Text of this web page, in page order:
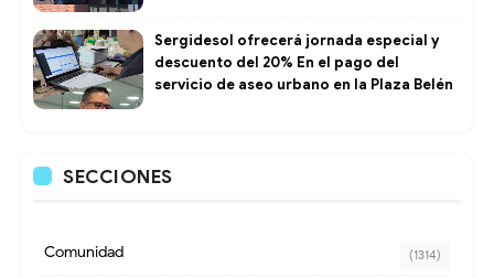
Sergidesol ofrecerá jornada especial y
descuento del 20% En el pago del
servicio de aseo urbano en la Plaza Belén
SECCIONES
Comunidad (1314)